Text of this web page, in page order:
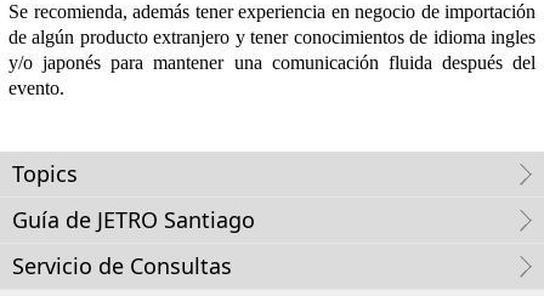
Se recomienda, además tener experiencia en negocio de importación
de algún producto extranjero y tener conocimientos de idioma ingles
y/o japonés para mantener una comunicación fluida después del
evento.
Topics
Guía de JETRO Santiago
Servicio de Consultas